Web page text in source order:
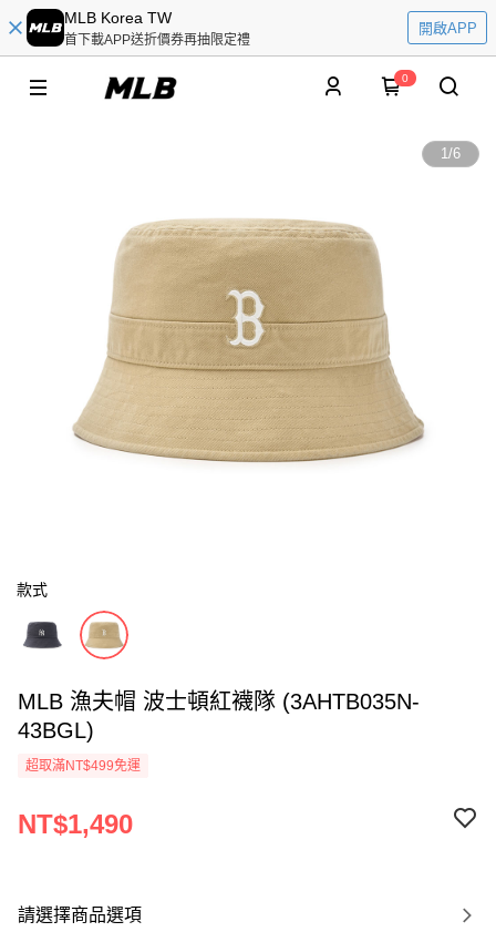
MLB Korea TW
首下載APP送折價券再抽限定禮
開啟APP
0
1/6
款式
MLB 漁夫帽 波士頓紅襪隊 (3AHTB035N-
43BGL)
超取滿NT$499免運
NT$1,490
請選擇商品選項